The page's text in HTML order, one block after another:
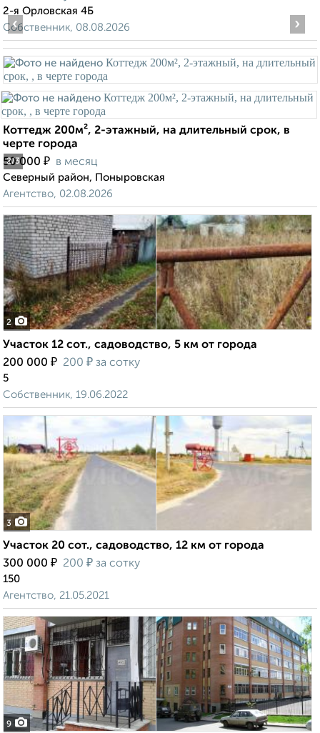
2-я Орловская 4Б
Собственник, 08.08.2026
2/3
‹ ›
Коттедж 200м², 2-этажный, на длительный срок, в
черте города
50 000 ₽ в месяц
Северный район, Поныровская
Агентство, 02.08.2026
2
Участок 12 сот., садоводство, 5 км от города
200 000 ₽ 200 ₽ за сотку
5
Собственник, 19.06.2022
3
Участок 20 сот., садоводство, 12 км от города
300 000 ₽ 200 ₽ за сотку
150
Агентство, 21.05.2021
9